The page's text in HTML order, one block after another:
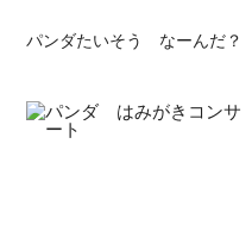
パンダたいそう なーんだ？